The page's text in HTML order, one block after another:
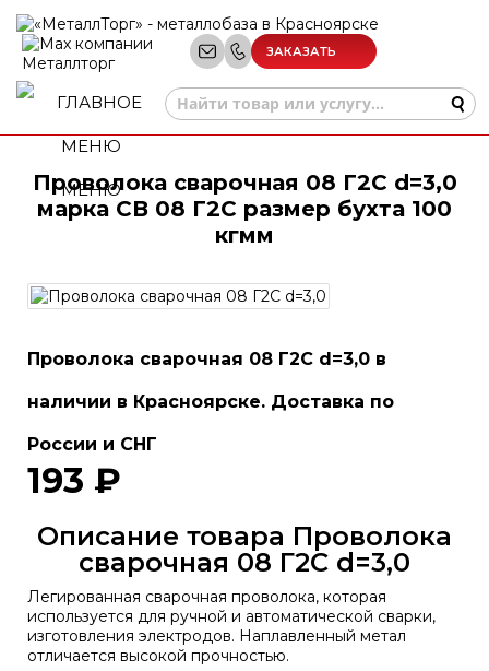
ЗАКАЗАТЬ
МЕНЮ
Проволока сварочная 08 Г2С d=3,0
марка СВ 08 Г2С размер бухта 100
кгмм
Проволока сварочная 08 Г2С d=3,0 в
наличии в Красноярске. Доставка по
России и СНГ
193 ₽
Описание товара Проволока
сварочная 08 Г2С d=3,0
Легированная сварочная проволока, которая
используется для ручной и автоматической сварки,
изготовления электродов. Наплавленный метал
отличается высокой прочностью.